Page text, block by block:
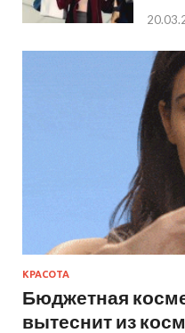
КРАСОТА
Бюджетная
вытеснит из